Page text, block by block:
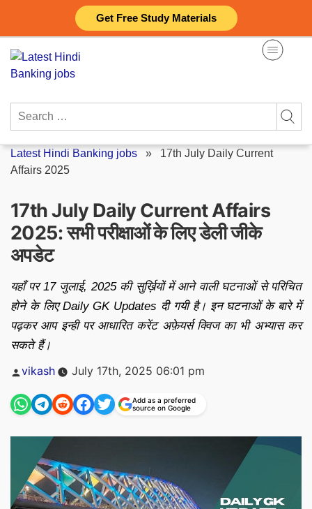
Get Free Study Materials
content
Search
Latest Hindi Banking jobs » 17th July Daily Current
Affairs 2025
17th July Daily Current Affairs
2025: सभी परीक्षाओं के लिए डेली जीके
अपडेट
यहाँ पर 17 जुलाई, 2025 की सुर्ख़ियों में आने वाली घटनाओं से परिचित
होने के लिए Daily GK Updates दी गयी है। इन घटनाओं के बारे में
पढ़कर आप इन्ही पर आधारित करेंट अफ़ेयर्स क्विज का भी अभ्यास कर
सकते हैं।
Posted
vikash July 17th, 2025 06:01 pm
Add as a preferred
source on Google